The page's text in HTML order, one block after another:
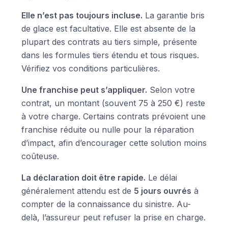
Elle n’est pas toujours incluse. La garantie bris
de glace est facultative. Elle est absente de la
plupart des contrats au tiers simple, présente
dans les formules tiers étendu et tous risques.
Vérifiez vos conditions particulières.
Une franchise peut s’appliquer. Selon votre
contrat, un montant (souvent 75 à 250 €) reste
à votre charge. Certains contrats prévoient une
franchise réduite ou nulle pour la réparation
d’impact, afin d’encourager cette solution moins
coûteuse.
La déclaration doit être rapide. Le délai
généralement attendu est de 5 jours ouvrés à
compter de la connaissance du sinistre. Au-
delà, l’assureur peut refuser la prise en charge.